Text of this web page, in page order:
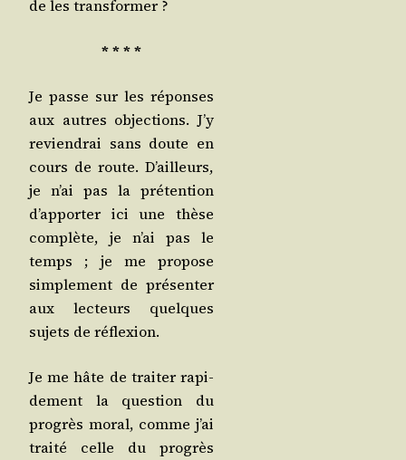
de les transformer ?
* * * *
Je passe sur les réponses
aux autres objec­tions. J’y
revien­drai sans doute en
cours de route. D’ailleurs,
je n’ai pas la pré­ten­tion
d’ap­por­ter ici une thèse
com­plète, je n’ai pas le
temps ; je me pro­pose
sim­ple­ment de pré­sen­ter
aux lec­teurs quelques
sujets de réflexion.
Je me hâte de trai­ter rapi­
de­ment la ques­tion du
pro­grès moral, comme j’ai
trai­té celle du pro­grès